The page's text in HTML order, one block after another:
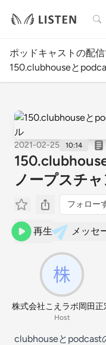
検索
ポッドキャストの配
150.clubhouseと
2021-02-25 10:14
ノープスチ
フォロー
再生 メッセ
株式会社こえラボ岡田正
Host
clubhouseとpodcast